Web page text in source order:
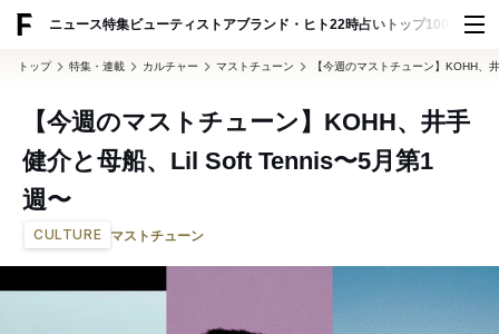
ニュース特集ビューティ ストアブランド・ヒト22時占い トップ100 スナッ
トップ 特集・連載 カルチャー マストチューン 【今週のマストチューン】KOHH
【今週のマストチューン】KOHH、井手
健介と母船、Lil Soft Tennis〜5月第1
週〜
CULTURE マストチューン